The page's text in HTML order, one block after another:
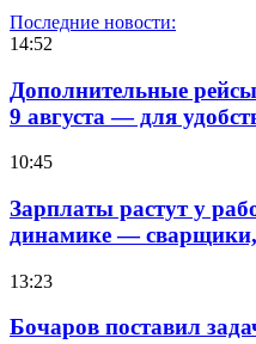
Последние новости:
14:52
Дополнительные
9 августа — для
10:45
Зарплаты растут у
динамике —
13:23
Бочаров поставил